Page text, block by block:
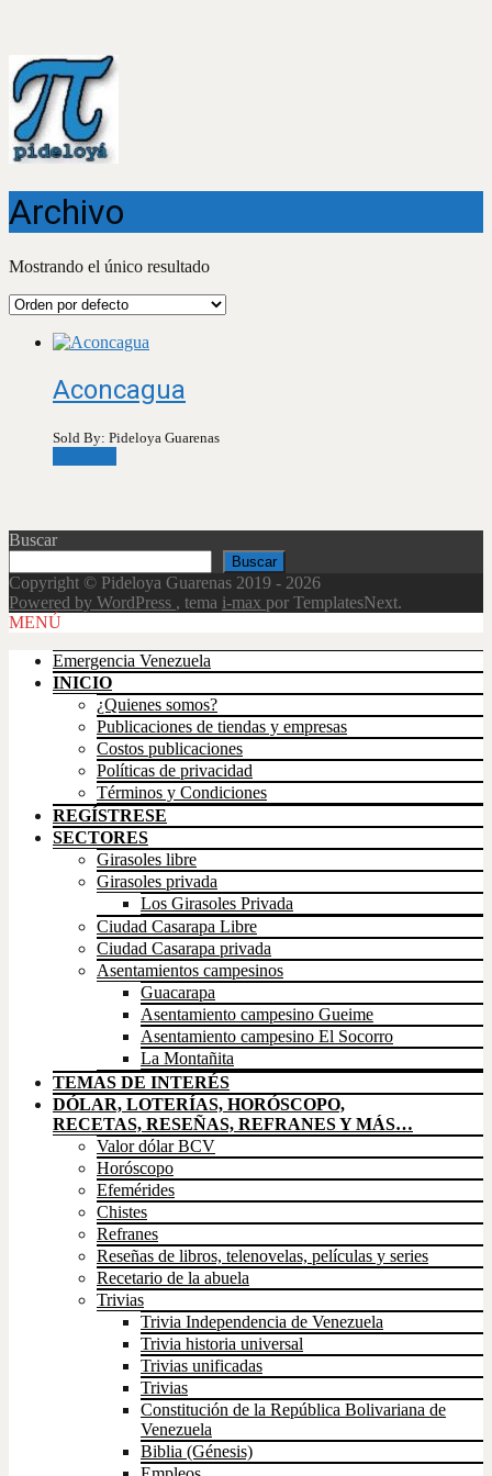
Archivo
Mostrando el único resultado
Aconcagua
Sold By: Pideloya Guarenas
Buscar
Buscar
Copyright © Pideloya Guarenas 2019 - 2026
Powered by WordPress , tema i-max por TemplatesNext.
Scroll
MENÚ
Emergencia Venezuela
INICIO
¿Quienes somos?
Publicaciones de tiendas y empresas
Costos publicaciones
Políticas de privacidad
Términos y Condiciones
REGÍSTRESE
SECTORES
Girasoles libre
Girasoles privada
Los Girasoles Privada
Ciudad Casarapa Libre
Ciudad Casarapa privada
Asentamientos campesinos
Guacarapa
Asentamiento campesino Gueime
Asentamiento campesino El Socorro
La Montañita
TEMAS DE INTERÉS
DÓLAR, LOTERÍAS, HORÓSCOPO,
RECETAS, RESEÑAS, REFRANES Y MÁS…
Valor dólar BCV
Horóscopo
Efemérides
Chistes
Refranes
Reseñas de libros, telenovelas, películas y series
Recetario de la abuela
Trivias
Trivia Independencia de Venezuela
Trivia historia universal
Trivias unificadas
Trivias
Constitución de la República Bolivariana de
Venezuela
Biblia (Génesis)